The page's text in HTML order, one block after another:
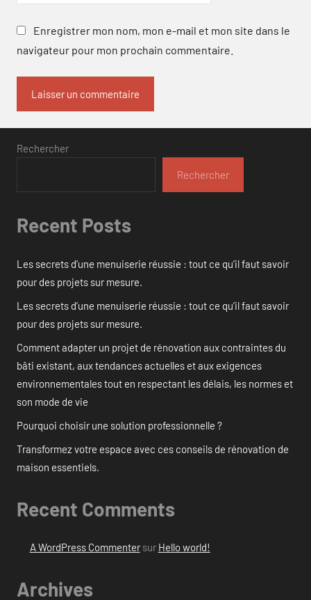
Enregistrer mon nom, mon e-mail et mon site dans le
navigateur pour mon prochain commentaire.
Rechercher
Rechercher
Recent Posts
Les secrets d’une menuiserie réussie : tout ce qu’il faut savoir
pour des projets sur mesure.
Les secrets d’une menuiserie réussie : tout ce qu’il faut savoir
pour des projets sur mesure.
Comment adapter un projet de rénovation aux contraintes du
bâti existant, aux tendances actuelles et aux exigences
environnementales tout en respectant les délais, les normes et
son mode de vie
Pourquoi choisir une solution professionnelle ?
Transformez votre espace avec ces conseils de rénovation de
maison essentiels.
Recent Comments
A WordPress Commentersur Hello world!
Archives